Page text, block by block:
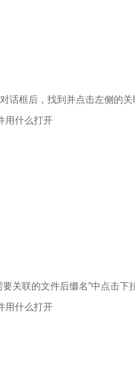
话框后，找到并点击左侧的关
关联的文件后缀名”中点击下